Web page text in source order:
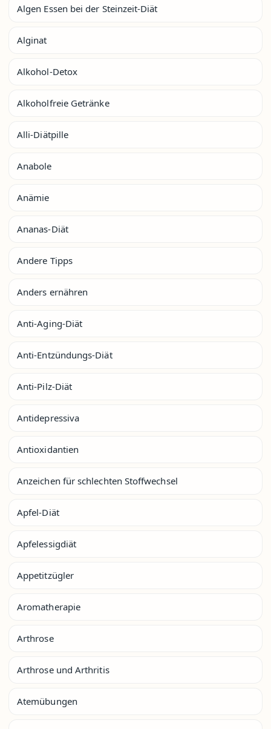
Algen Essen bei der Steinzeit-Diät
Alginat
Alkohol-Detox
Alkoholfreie Getränke
Alli-Diätpille
Anabole
Anämie
Ananas-Diät
Andere Tipps
Anders ernähren
Anti-Aging-Diät
Anti-Entzündungs-Diät
Anti-Pilz-Diät
Antidepressiva
Antioxidantien
Anzeichen für schlechten Stoffwechsel
Apfel-Diät
Apfelessigdiät
Appetitzügler
Aromatherapie
Arthrose
Arthrose und Arthritis
Atemübungen